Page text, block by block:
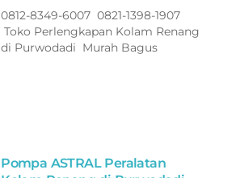
0812-8349-6007 0821-1398-1907
Toko Perlengkapan Kolam Renang
di Purwodadi Murah Bagus
Pompa ASTRAL Peralatan